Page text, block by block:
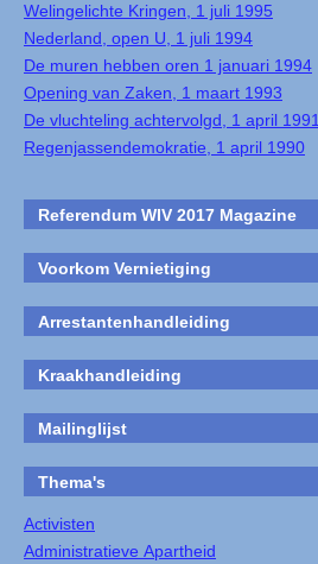
Welingelichte Kringen, 1 juli 1995
Nederland, open U, 1 juli 1994
De muren hebben oren 1 januari 1994
Opening van Zaken, 1 maart 1993
De vluchteling achtervolgd, 1 april 1991
Regenjassendemokratie, 1 april 1990
Referendum WIV 2017 Magazine
Voorkom Vernietiging
Arrestantenhandleiding
Kraakhandleiding
Mailinglijst
Thema's
Activisten
Administratieve Apartheid